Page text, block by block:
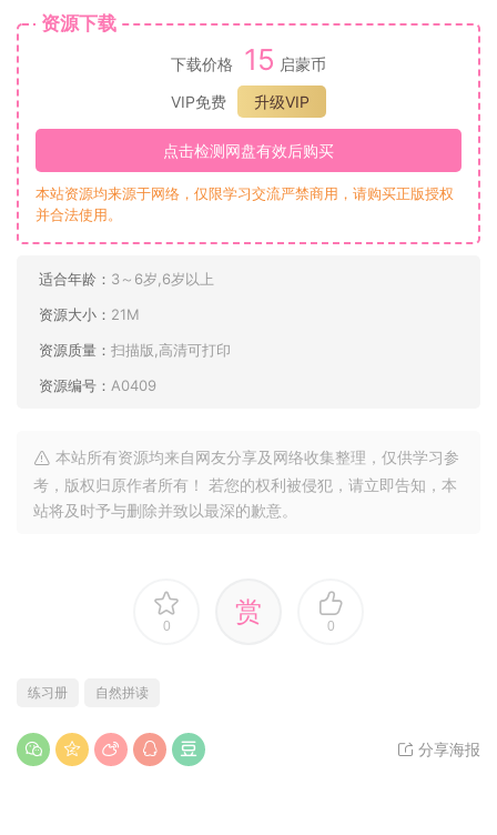
资源下载
下载价格 15 启蒙币
VIP免费
升级VIP
点击检测网盘有效后购买
本站资源均来源于网络，仅限学习交流严禁商用，请购买正版授权
并合法使用。
适合年龄： 3～6岁,6岁以上
资源大小： 21M
资源质量： 扫描版,高清可打印
资源编号： A0409
本站所有资源均来自网友分享及网络收集整理，仅供学习参
考，版权归原作者所有！ 若您的权利被侵犯，请立即告知，本
站将及时予与删除并致以最深的歉意。
0 赏 0
练习册 自然拼读
分享海报